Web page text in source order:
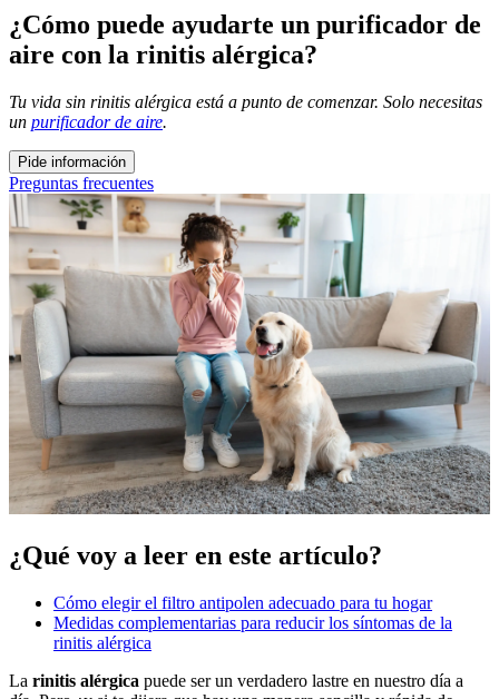
¿Cómo puede ayudarte un purificador de
aire con la rinitis alérgica?
Tu vida sin rinitis alérgica está a punto de comenzar. Solo necesitas
un purificador de aire.
Pide información
Preguntas frecuentes
¿Qué voy a leer en este artículo?
Cómo elegir el filtro antipolen adecuado para tu hogar
Medidas complementarias para reducir los síntomas de la
rinitis alérgica
La rinitis alérgica puede ser un verdadero lastre en nuestro día a